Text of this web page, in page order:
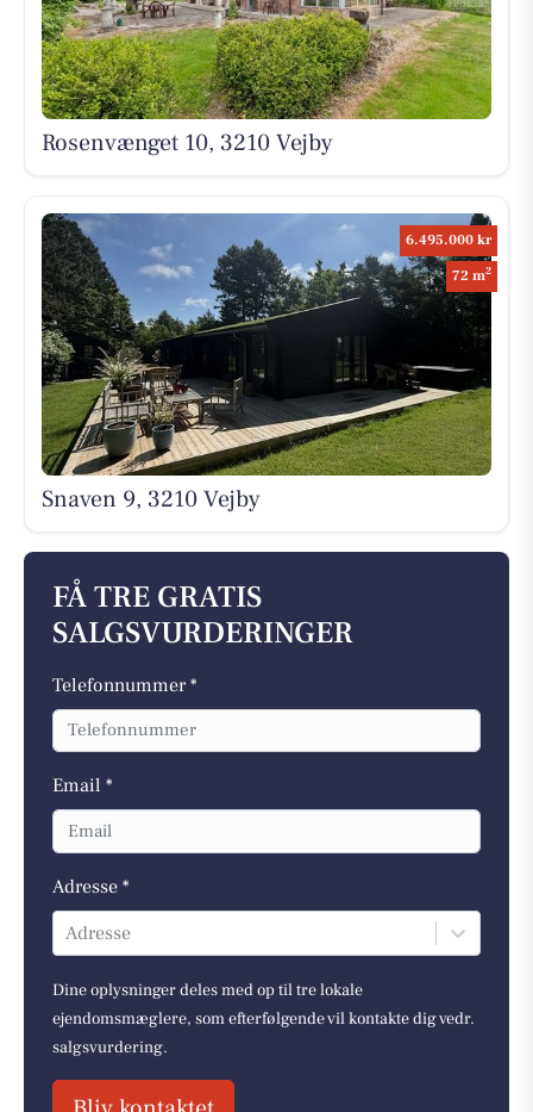
Rosenvænget 10, 3210 Vejby
6.495.000 kr
72 m2
Snaven 9, 3210 Vejby
FÅ TRE GRATIS
SALGSVURDERINGER
Telefonnummer *
Email *
Adresse *
Adresse
Dine oplysninger deles med op til tre lokale
ejendomsmæglere, som efterfølgende vil kontakte dig vedr.
salgsvurdering.